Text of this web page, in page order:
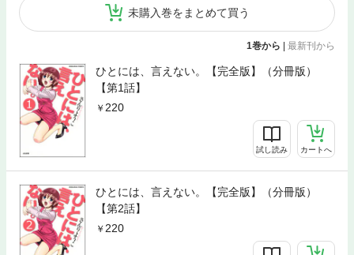
未購入巻をまとめて買う
1巻から | 最新刊から
ひとには、言えない。【完全版】（分冊版）
【第1話】
220
試し読み カートへ
ひとには、言えない。【完全版】（分冊版）
【第2話】
220